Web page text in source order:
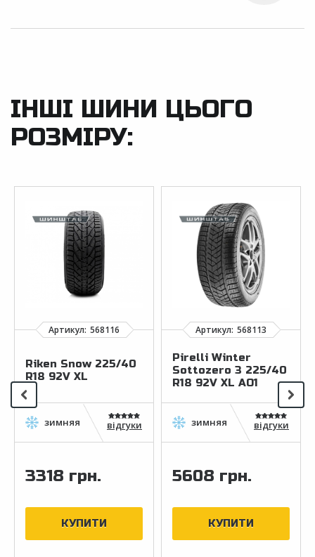
ІНШІ ШИНИ ЦЬОГО
РОЗМІРУ:
Riken Snow 225/40
R18 92V XL
відгуки
3318 грн.
Pirelli Winter
Sottozero 3 225/40
R18 92V XL AO1
відгуки
5608 грн.